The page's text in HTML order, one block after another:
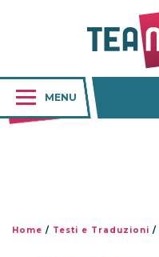
MENU
Home / Testi e Traduzioni /